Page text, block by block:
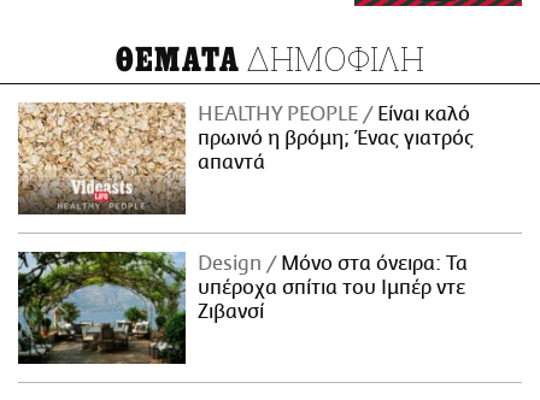
ΘΕΜΑΤΑ ΔΗΜΟΦΙΛΗ
HEALTHY PEOPLE
Είναι καλό
πρωινό η βρόμη; Ένας γιατρός
απαντά
Design
Μόνο στα όνειρα: Τα
υπέροχα σπίτια του Ιμπέρ ντε
Ζιβανσί